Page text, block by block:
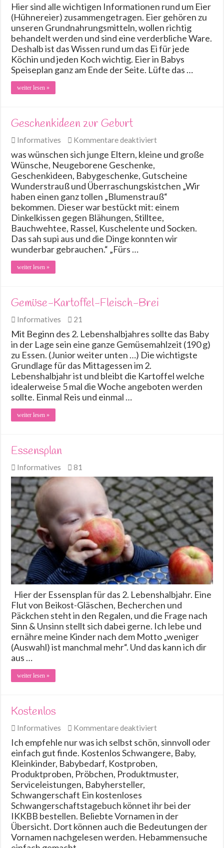
Hier sind alle wichtigen Informationen rund um Eier
(Hühnereier) zusammengetragen. Eier gehören zu
unseren Grundnahrungsmitteln, wollen richtig
behandelt werden und sind eine verderbliche Ware.
Deshalb ist das Wissen rund um das Ei für jede
Köchin und jeden Koch wichtig. Eier in Babys
Speiseplan ganz am Ende der Seite. Lüfte das …
weiter lesen »
Geschenkideen zur Geburt
Informatives Kommentare deaktiviertfür
zur
was wünschen sich junge Eltern, kleine und große
Wünsche, Neugeborene Geschenke,
Geschenkideen, Babygeschenke, Gutscheine
Wunderstrauß und Überraschungskistchen „Wir
haben einen ganz tollen „Blumenstrauß“
bekommen. Dieser war bestückt mit: einem
Dinkelkissen gegen Blähungen, Stilltee,
Bauchwehtee, Rassel, Kuschelente und Socken.
Das sah supi aus und die Dinge konnten wir
wunderbar gebrauchen.“ „Fürs …
weiter lesen »
Gemüse-Kartoffel-Fleisch-Brei
Informatives 21
Mit Beginn des 2. Lebenshalbjahres sollte das Baby
in der Lage sein eine ganze Gemüsemahlzeit (190 g)
zu Essen. (Junior weiter unten …) Die wichtigste
Grundlage für das Mittagessen im 2.
Lebenshalbjahr ist und bleibt die Kartoffel welche
idealerweise 5 mal die Woche angeboten werden
sollte. Einmal Reis und einmal …
weiter lesen »
Essensplan
Informatives 81
Hier der Essensplan für das 2. Lebenshalbjahr. Eine
Flut von Beikost-Gläschen, Becherchen und
Päckchen steht in den Regalen, und die Frage nach
Sinn & Unsinn stellt sich dabei gerne. Ich lebe und
ernähre meine Kinder nach dem Motto „weniger
(Auswahl) ist manchmal mehr“. Und das kann ich dir
aus …
weiter lesen »
Kostenlos
Informatives Kommentare deaktiviertfür
Ich empfehle nur was ich selbst schön, sinnvoll oder
einfach gut finde. Kostenlos Schwangere, Baby,
Kleinkinder, Babybedarf, Kostproben,
Produktproben, Pröbchen, Produktmuster,
Serviceleistungen, Babyhersteller,
Schwangerschaft Ein kostenloses
Schwangerschaftstagebuch könnet ihr bei der
IKKBB bestellen. Beliebte Vornamen in der
Übersicht. Dort können auch die Bedeutungen der
Vornamen nachgelesen werden. Hebammensuche